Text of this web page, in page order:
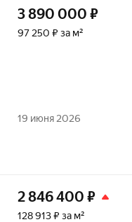
3 890 000 ₽
97 250 ₽ за м²
19 июня 2026
2 846 400 ₽
128 913 ₽ за м²